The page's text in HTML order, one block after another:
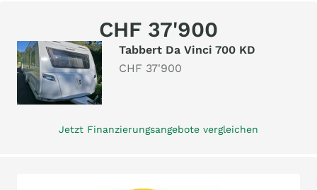
CHF 37'900
Tabbert Da Vinci 700 KD
CHF 37'900
Jetzt Finanzierungsangebote vergleichen